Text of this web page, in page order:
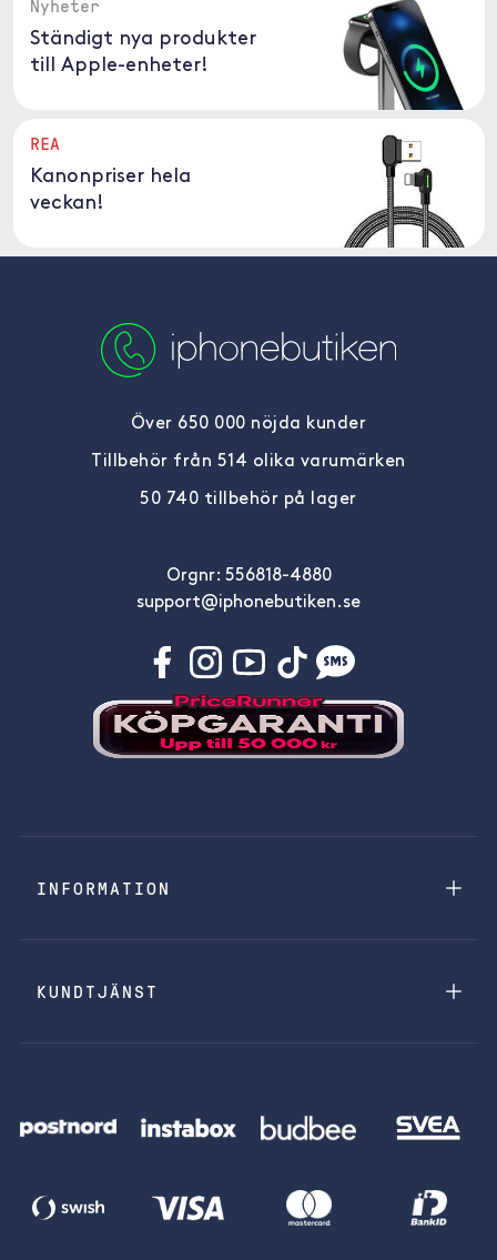
Nyheter
Ständigt nya produkter
till Apple-enheter!
REA
Kanonpriser hela
veckan!
Över 650 000 nöjda kunder
Tillbehör från 514 olika varumärken
50 740 tillbehör på lager
Orgnr: 556818-4880
support@iphonebutiken.se
INFORMATION
KUNDTJÄNST